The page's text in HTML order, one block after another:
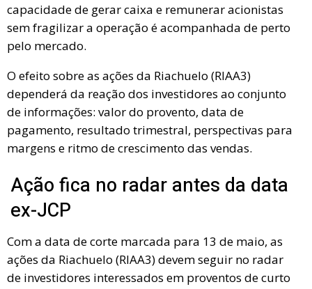
capacidade de gerar caixa e remunerar acionistas
sem fragilizar a operação é acompanhada de perto
pelo mercado.
O efeito sobre as ações da Riachuelo (RIAA3)
dependerá da reação dos investidores ao conjunto
de informações: valor do provento, data de
pagamento, resultado trimestral, perspectivas para
margens e ritmo de crescimento das vendas.
Ação fica no radar antes da data
ex-JCP
Com a data de corte marcada para 13 de maio, as
ações da Riachuelo (RIAA3) devem seguir no radar
de investidores interessados em proventos de curto